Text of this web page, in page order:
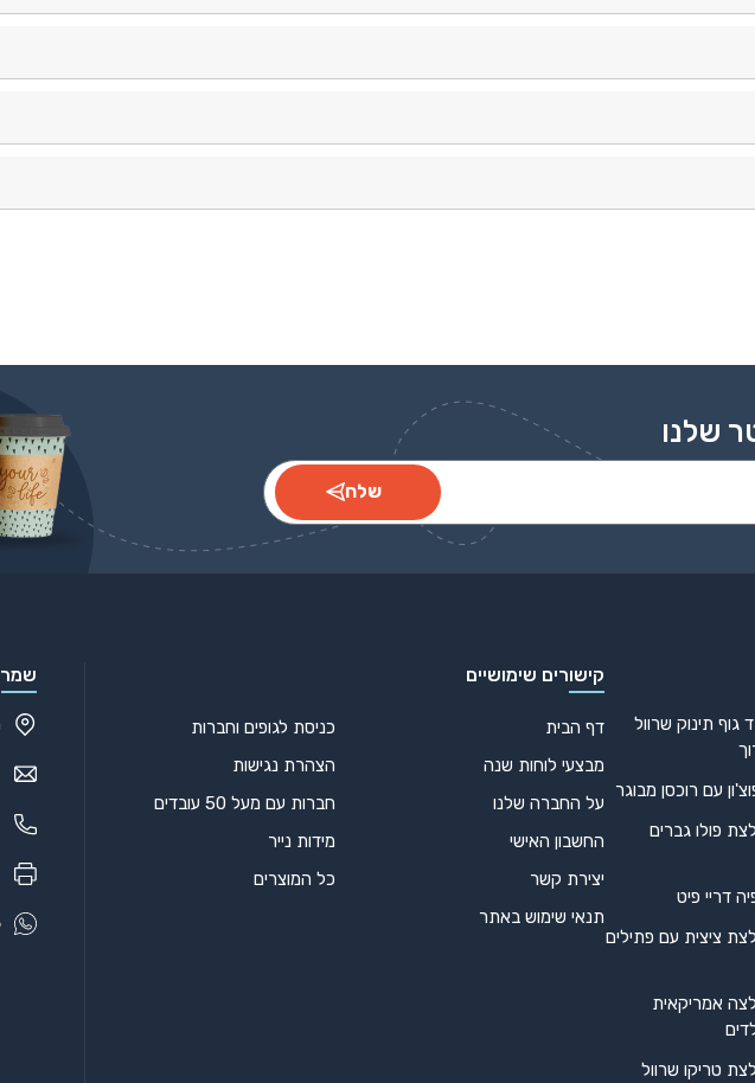
שלנו
שלח
גוף תינוק שרוול
עם רוכסן מבוגר
פולו גברים
דריי פיט
ציצית עם פתילים
אמריקאית
טריקו שרוול
קישורים שימושיים
דף הבית
מבצעי לוחות שנה
על החברה שלנו
החשבון האישי
יצירת קשר
תנאי שימוש באתר
כניסת לגופים וחברות
הצהרת נגישות
חברות עם מעל 50 עובדים
מידות נייר
כל המוצרים